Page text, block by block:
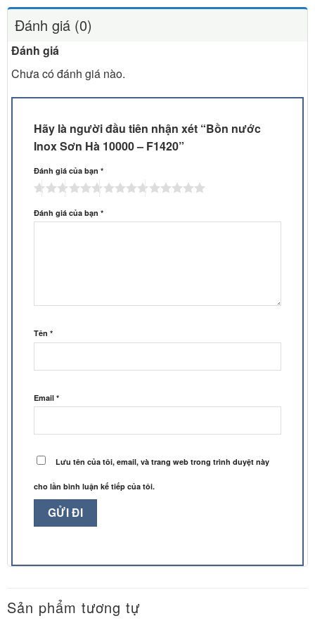
Đánh giá (0)
Đánh giá
Chưa có đánh giá nào.
Hãy là người đầu tiên nhận xét “Bồn nước
Inox Sơn Hà 10000 – F1420”
Đánh giá của bạn *
Đánh giá của bạn *
Tên *
Email *
Lưu tên của tôi, email, và trang web trong trình duyệt này
cho lần bình luận kế tiếp của tôi.
Sản phẩm tương tự